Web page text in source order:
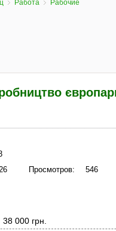
Работа Рабочие
Просмотров: 546
38 000 грн.